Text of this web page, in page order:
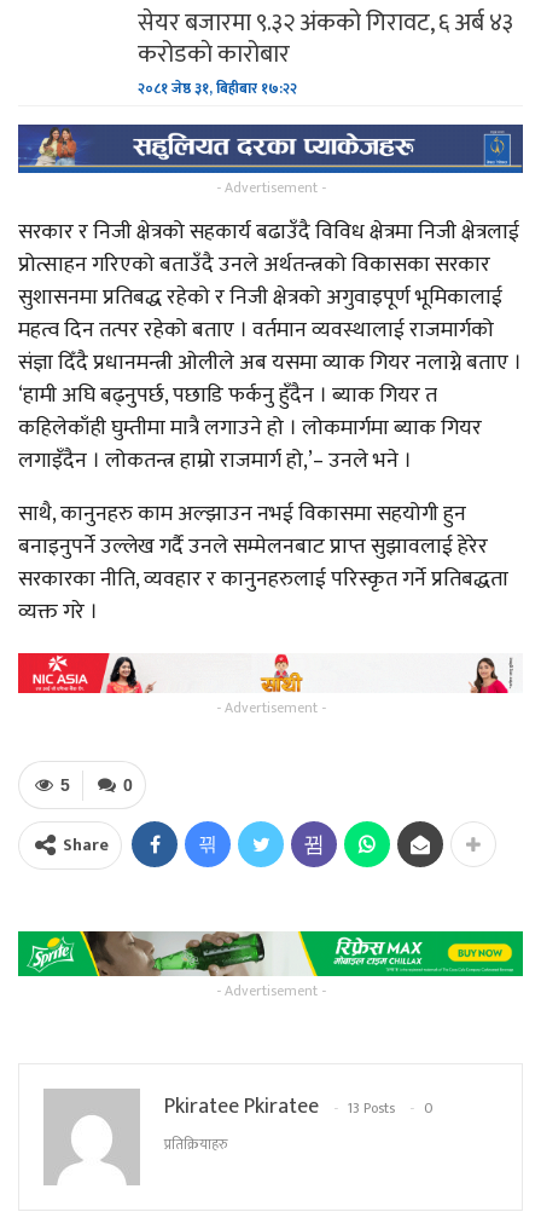
सेयर बजारमा ९.३२ अंकको गिरावट, ६ अर्ब ४३
करोडकाे कारोबार
२०८१ जेष्ठ ३१, बिहीबार १७:२२
- Advertisement -
सरकार र निजी क्षेत्रको सहकार्य बढाउँदै विविध क्षेत्रमा निजी क्षेत्रलाई
प्रोत्साहन गरिएको बताउँदै उनले अर्थतन्त्रको विकासका सरकार
सुशासनमा प्रतिबद्ध रहेको र निजी क्षेत्रको अगुवाइपूर्ण भूमिकालाई
महत्व दिन तत्पर रहेको बताए । वर्तमान व्यवस्थालाई राजमार्गको
संज्ञा दिँदै प्रधानमन्त्री ओलीले अब यसमा व्याक गियर नलाग्ने बताए ।
‘हामी अघि बढ्नुपर्छ, पछाडि फर्कनु हुँदैन । ब्याक गियर त
कहिलेकाँही घुम्तीमा मात्रै लगाउने हो । लोकमार्गमा ब्याक गियर
लगाइँदैन । लोकतन्त्र हाम्रो राजमार्ग हो,’– उनले भने ।
साथै, कानुनहरु काम अल्झाउन नभई विकासमा सहयोगी हुन
बनाइनुपर्ने उल्लेख गर्दै उनले सम्मेलनबाट प्राप्त सुझावलाई हेरेर
सरकारका नीति, व्यवहार र कानुनहरुलाई परिस्कृत गर्ने प्रतिबद्धता
व्यक्त गरे ।
- Advertisement -
0
5
Share
- Advertisement -
Pkiratee Pkiratee 13 Posts
0
प्रतिक्रियाहरु